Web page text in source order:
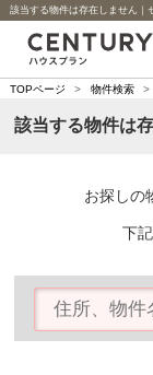
該当する物件は存在しません｜
TOPページ > 物件検索 >
該当する物件は
お探しの
下